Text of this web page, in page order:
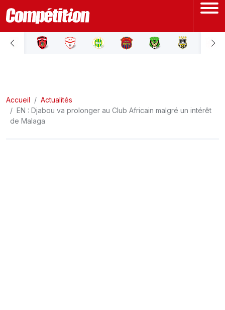
ACCUEIL
LIGUE 2
COUPE D'ALGÉRIE
Accueil
Actualités
EN : Djabou va prolonger au Club Africain malgré un intérêt
de Malaga